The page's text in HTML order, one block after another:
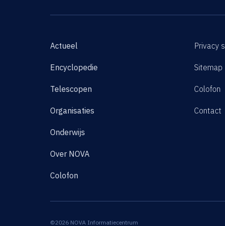
Actueel
Encyclopedie
Telescopen
Organisaties
Onderwijs
Over NOVA
Colofon
Privacy
Sitemap
Colofon
Contact
©2026 NOVA Informatiecentrum